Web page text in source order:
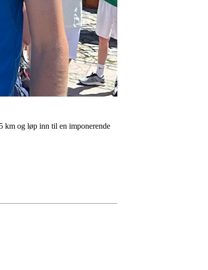
km og løp inn til en imponerende